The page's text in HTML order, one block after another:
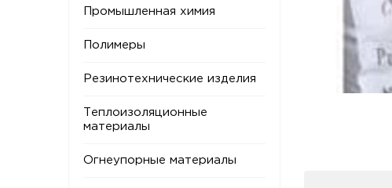
Промышленная химия
Полимеры
Резинотехнические изделия
Теплоизоляционные
материалы
Огнеупорные материалы